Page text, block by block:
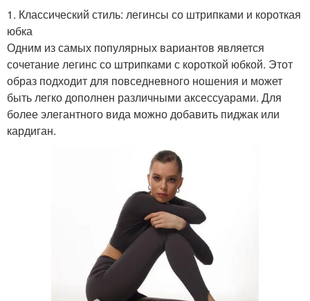
1. Классический стиль: легинсы со штрипками и короткая
юбка
Одним из самых популярных вариантов является
сочетание легинс со штрипками с короткой юбкой. Этот
образ подходит для повседневного ношения и может
быть легко дополнен различными аксессуарами. Для
более элегантного вида можно добавить пиджак или
кардиган.